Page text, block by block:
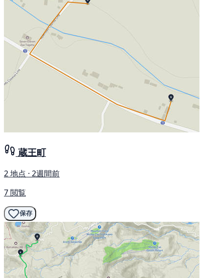
蔵王町
2 地点 · 2週間前
7 閲覧
保存